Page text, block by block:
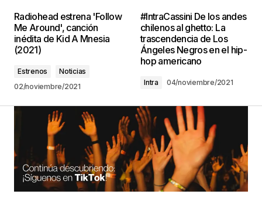
Radiohead estrena 'Follow
Me Around', canción
inédita de Kid A Mnesia
(2021)
Estrenos
Noticias
02/noviembre/2021
#IntraCassini De los andes
chilenos al ghetto: La
trascendencia de Los
Ángeles Negros en el hip-
hop americano
Intra 04/noviembre/2021